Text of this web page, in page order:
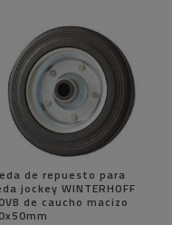
de repuesto para
jockey WINTERHOFF
de caucho macizo